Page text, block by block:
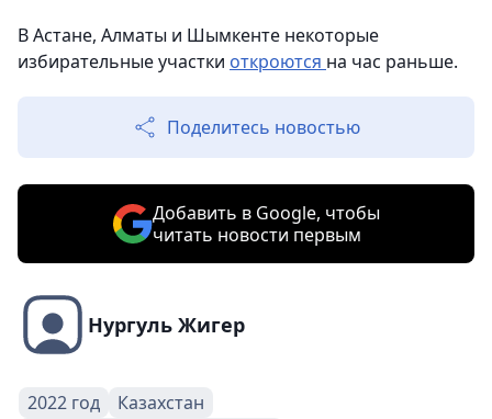
В Астане, Алматы и Шымкенте некоторые
избирательные участки откроются на час раньше.
Поделитесь новостью
Добавить в Google, чтобы
читать новости первым
Нургуль Жигер
2022 год
Казахстан